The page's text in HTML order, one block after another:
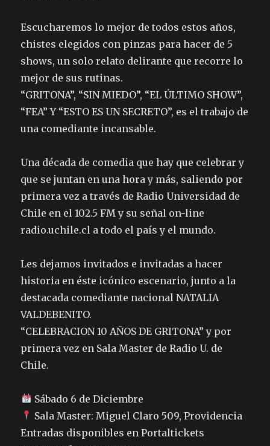
Escucharemos lo mejor de todos estos años,
chistes elegidos con pinzas para hacer de 5
shows, un solo relato delirante que recorre lo
mejor de sus rutinas.
“GRITONA”, “SIN MIEDO”, “EL ÚLTIMO SHOW”,
“FEA” Y “ESTO ES UN SECRETO”, es el trabajo de
una comediante incansable.
Una década de comedia que hay que celebrar y
que se juntan en una hora y más, saliendo por
primera vez a través de Radio Universidad de
Chile en el 102.5 FM y su señal on-line
radio.uchile.cl a todo el país y el mundo.
Les dejamos invitados e invitadas a hacer
historia en éste icónico escenario, junto a la
destacada comediante nacional NATALIA
VALDEBENITO.
“CELEBRACION 10 AÑOS DE GRITONA” y por
primera vez en Sala Master de Radio U. de
Chile.
Sábado 6 de Diciembre
Sala Master: Miguel Claro 509, Providencia
Entradas disponibles en Portaltickets